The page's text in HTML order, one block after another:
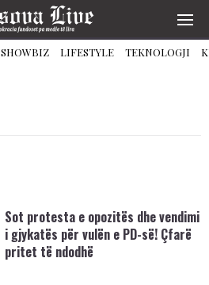
SHOWBIZ LIFESTYLE TEKNOLOGJI
Sot protesta e opozitës dhe vendimi
i gjykatës për vulën e PD-së! Çfarë
pritet të ndodhë